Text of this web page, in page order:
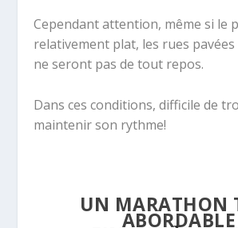
Cependant attention, même si le
relativement plat, les rues pavées
ne seront pas de tout repos.
Dans ces conditions, difficile de
maintenir son rythme!
UN MARATHON
ABORDABLE